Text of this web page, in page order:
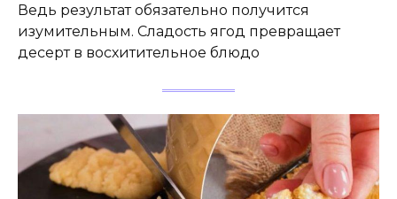
Ведь результат обязательно получится
изумительным. Сладость ягод превращает
десерт в восхитительное блюдо